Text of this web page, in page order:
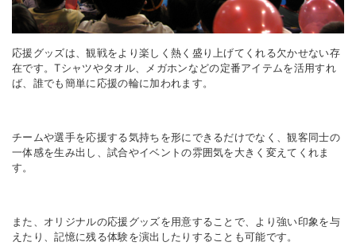
応援グッズは、観戦をより楽しく熱く盛り上げてくれる欠かせない存
在です。Tシャツやタオル、メガホンなどの定番アイテムを活用すれ
ば、誰でも簡単に応援の輪に加われます。
チームや選手を応援する気持ちを形にできるだけでなく、観客同士の
一体感を生み出し、試合やイベントの雰囲気を大きく変えてくれま
す。
また、オリジナルの応援グッズを用意することで、より強い印象を与
えたり、記憶に残る体験を演出したりすることも可能です。